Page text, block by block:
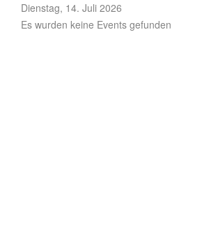
Dienstag, 14. Juli 2026
Es wurden keine Events gefunden